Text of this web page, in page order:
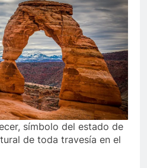
símbolo del estado de
de toda travesía en el